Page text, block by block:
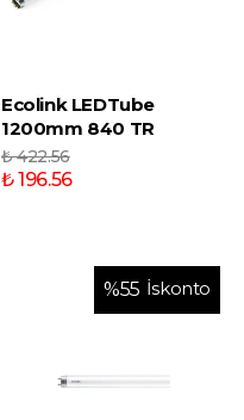
Ecolink LEDTube
1200mm 840 TR
₺ 422.56
₺ 196.56
%55 İskonto